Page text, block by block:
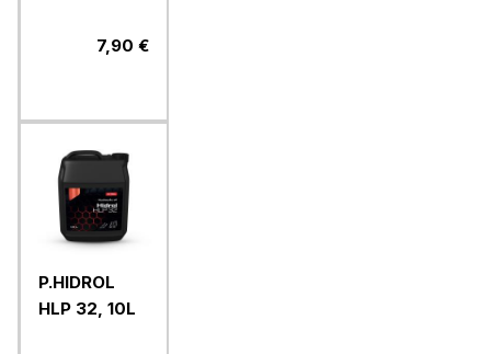
7,90 €
P.HIDROL
HLP 32, 10L